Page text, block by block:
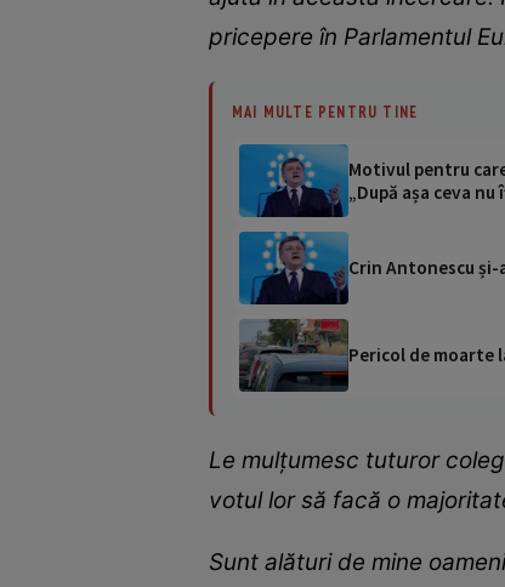
pricepere în Parlamentul
MAI MULTE PENTRU TINE
Motivul pentru
„După așa ceva
Crin Antonescu și-
Pericol de moarte
Le mulţumesc tuturor
votul lor să facă o
Sunt alături de mine